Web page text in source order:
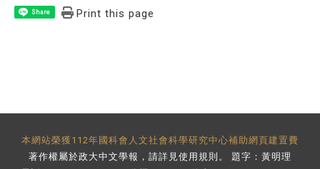
Share Print this page
本網站榮獲112年國科會人文社會科學研究中心補助網頁建置費
著作權屬於政大中文學報，請詳見使用規則 。 題字：黃明理